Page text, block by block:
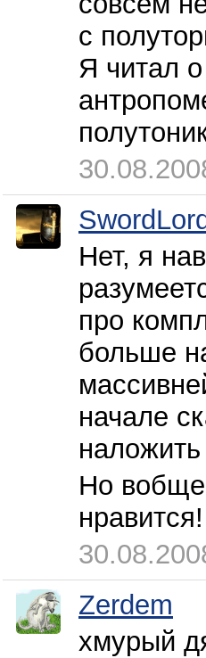
с
Я читал
Нет, я
про
больше
начале
Но
Zerdem
хмурый